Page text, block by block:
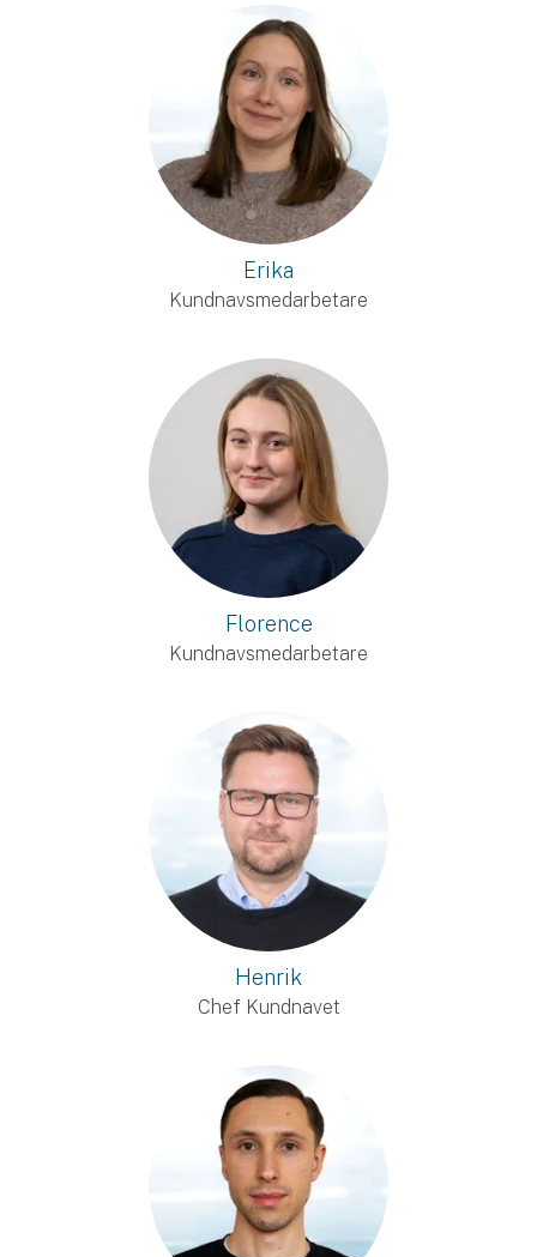
Erika
Kundnavsmedarbetare
Florence
Kundnavsmedarbetare
Henrik
Chef Kundnavet